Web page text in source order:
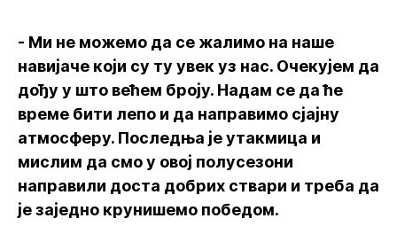
- Ми не можемо да се жалимо на наше
навијаче који су ту увек уз нас. Очекујем да
дођу у што већем броју. Надам се да ће
време бити лепо и да направимо сјајну
атмосферу. Последња је утакмица и
мислим да смо у овој полусезони
направили доста добрих ствари и треба да
је заједно крунишемо победом.